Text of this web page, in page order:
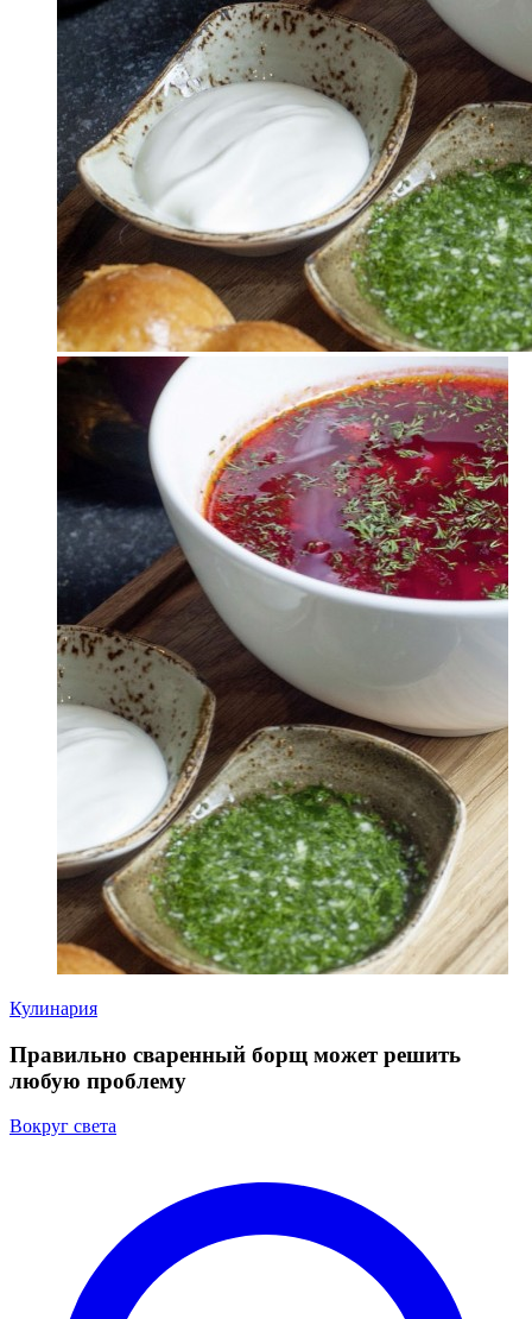
Кулинария
Правильно сваренный борщ может решить
любую проблему
Вокруг света